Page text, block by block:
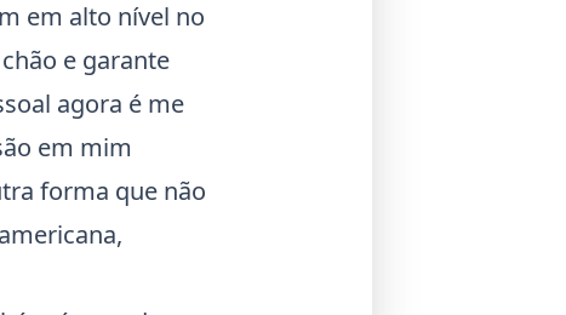
em alto nível no
e garante
agora é me
em mim
forma que não